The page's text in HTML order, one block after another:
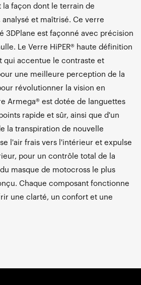
la façon dont le terrain de
et maîtrisé. Ce verre
3DPlane est façonné avec précision
Le Verre HiPER® haute définition
qui accentue le contraste et
une meilleure perception de la
révolutionner la vision en
Armega® est dotée de languettes
rapide et sûr, ainsi que d'un
la transpiration de nouvelle
l'air frais vers l'intérieur et expulse
pour un contrôle total de la
masque de motocross le plus
Chaque composant fonctionne
une clarté, un confort et une